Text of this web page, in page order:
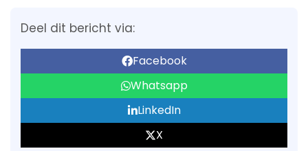
Deel dit bericht via:
Facebook
Whatsapp
LinkedIn
X